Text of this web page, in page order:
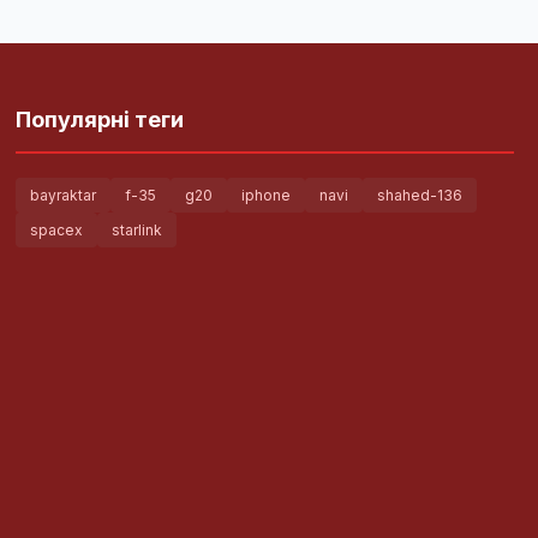
Популярні теги
bayraktar f-35 g20 iphone navi
shahed-136
spacex
starlink